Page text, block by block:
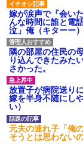
数年後、復讐のチャ
ハードオフに売っ
4000円のフィギュ
るｗｗｗｗｗｗ「こ
の？ｗｗ」「逆に超
私「ちょっと、人
触らないでよ！」
こに金庫があったか
みようとしただけ☆
は出てけ！二度と
果・・・
私「初めて飲む味
のお茶？」彼「ちっ
【GIF】JSのカン
タ
嫁が涙声で『会い
んな時間に誰と電
泣」俺（キターー
隣の部屋の住民の
り込んできたみた
さかった。
放置子が病院送り
嫁を半身不随にし
い）
元夫の連れ子「俺
そうとは思わない